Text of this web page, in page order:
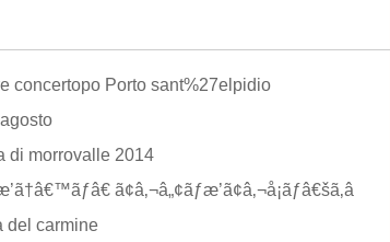
concertopo Porto sant%27elpidio
di morrovalle 2014
ã¢â‚¬â„¢ãƒæ’ã¢â‚¬å¡ãƒâ€šã‚â
del carmine